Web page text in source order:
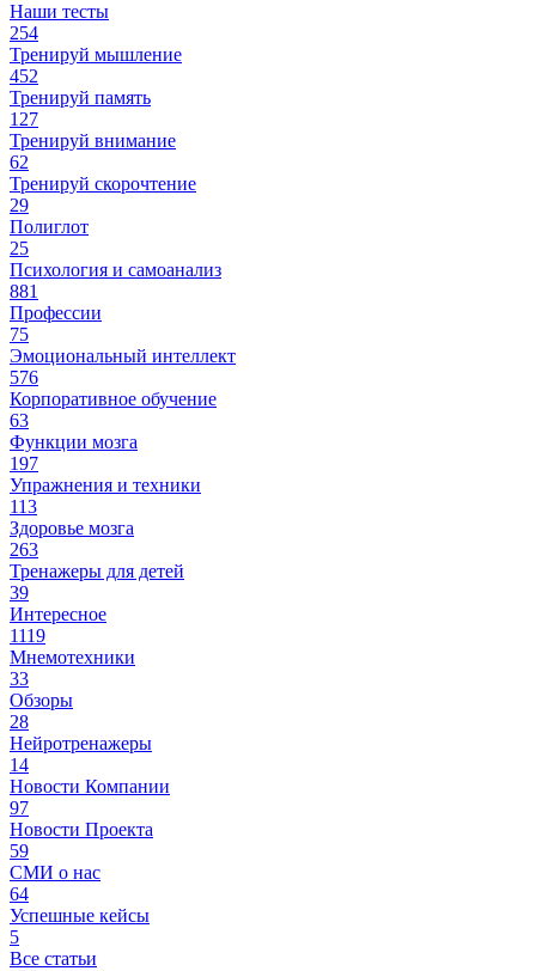
Наши тесты
254
Тренируй мышление
452
Тренируй память
127
Тренируй внимание
62
Тренируй скорочтение
29
Полиглот
25
Психология и самоанализ
881
Профессии
75
Эмоциональный интеллект
576
Корпоративное обучение
63
Функции мозга
197
Упражнения и техники
113
Здоровье мозга
263
Тренажеры для детей
39
Интересное
1119
Мнемотехники
33
Обзоры
28
Нейротренажеры
14
Новости Компании
97
Новости Проекта
59
СМИ о нас
64
Успешные кейсы
5
Все статьи